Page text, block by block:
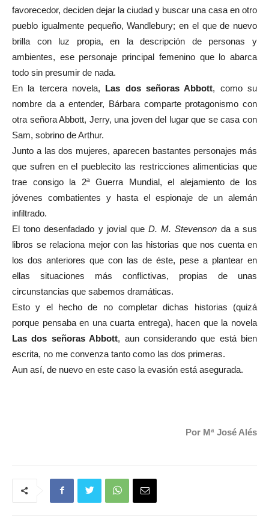
favorecedor, deciden dejar la ciudad y buscar una casa en otro
pueblo igualmente pequeño, Wandlebury; en el que de nuevo
brilla con luz propia, en la descripción de personas y
ambientes, ese personaje principal femenino que lo abarca
todo sin presumir de nada.
En la tercera novela, Las dos señoras Abbott, como su
nombre da a entender, Bárbara comparte protagonismo con
otra señora Abbott, Jerry, una joven del lugar que se casa con
Sam, sobrino de Arthur.
Junto a las dos mujeres, aparecen bastantes personajes más
que sufren en el pueblecito las restricciones alimenticias que
trae consigo la 2ª Guerra Mundial, el alejamiento de los
jóvenes combatientes y hasta el espionaje de un alemán
infiltrado.
El tono desenfadado y jovial queD. M. Stevenson da a sus
libros se relaciona mejor con las historias que nos cuenta en
los dos anteriores que con las de éste, pese a plantear en
ellas situaciones más conflictivas, propias de unas
circunstancias que sabemos dramáticas.
Esto y el hecho de no completar dichas historias (quizá
porque pensaba en una cuarta entrega), hacen que la novela
Las dos señoras Abbott, aun considerando que está bien
escrita, no me convenza tanto como las dos primeras.
Aun así, de nuevo en este caso la evasión está asegurada.
Por Mª José Alés